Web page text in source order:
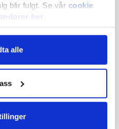
blir fulgt. Se vår cookie
her
data for:
og tjenester
informasjon om en enhet
og visning
alleoss
- guide